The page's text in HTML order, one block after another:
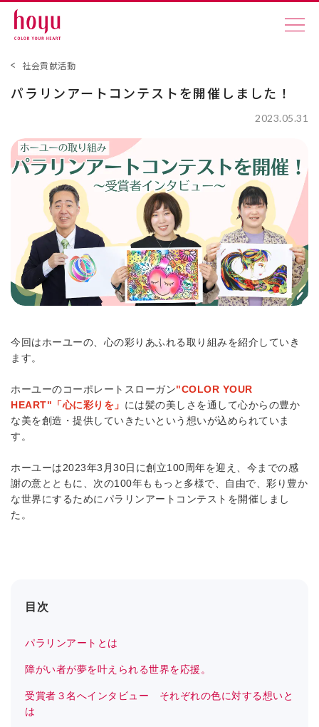
社会貢献活動
パラリンアートコンテストを開催しました！
2023.05.31
今回はホーユーの、心の彩りあふれる取り組みを紹介していき
ます。
ホーユーのコーポレートスローガン"COLOR YOUR
HEART" 「心に彩りを」 には髪の美しさを通して心からの豊か
な美を創造・提供していきたいという想いが込められていま
す。
ホーユーは2023年3 月30日に創立100周年を迎え、今までの感
謝の意とともに、次の100年ももっと多様で、自由で、彩り豊か
な世界にするためにパラリンアートコンテストを開催しまし
た。
目次
パラリンアートとは
障がい者が夢を叶えられる世界を応援。
受賞者３名へインタビュー それぞれの色に対する想いと
は